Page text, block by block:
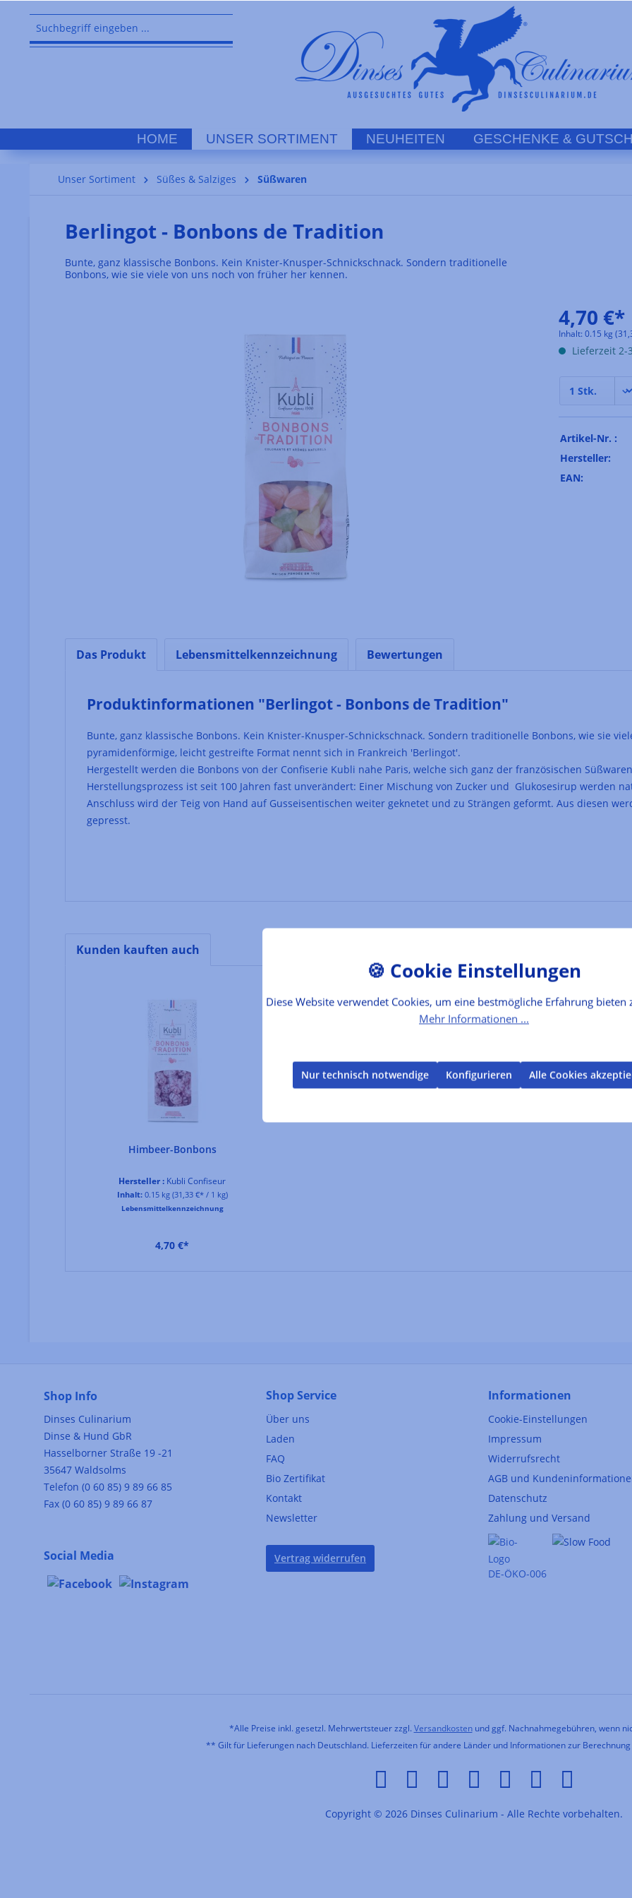
Zur Hauptnavigation springen
HOME UNSER SORTIMENT NEUHEITEN GESCHENKE &
Unser Sortiment Süßes & Salziges Süßwaren
Berlingot - Bonbons de Tradition
Bunte, ganz klassische Bonbons. Kein Knister-Knusper-Schnickschnack. Sondern traditionelle
Bonbons, wie sie viele von uns noch von früher her kennen.
4,70 €*
Inhalt: 0.15 kg
Lieferzeit 2-
Artikel-Nr. :
Hersteller:
EAN:
Das Produkt Lebensmittelkennzeichnung Bewertungen
Produktinformationen "Berlingot - Bonbons de Tradition"
Bunte, ganz klassische Bonbons. Kein Knister-Knusper-Schnickschnack. Sondern traditionelle Bonbons, wie sie
pyramidenförmige, leicht gestreifte Format nennt sich in Frankreich 'Berlingot'.
Hergestellt werden die Bonbons von der Confiserie Kubli nahe Paris, welche sich ganz der französischen
Herstellungsprozess ist seit 100 Jahren fast unverändert: Einer Mischung von Zucker und Glukosesirup werden
Anschluss wird der Teig von Hand auf Gusseisentischen weiter geknetet und zu Strängen geformt. Aus diesen
gepresst.
Kunden kauften auch
Himbeer-Bonbons
Hersteller : Kubli Confiseur
Inhalt: 0.15 kg (31,33 €* / 1 kg)
Lebensmittelkennzeichnung
4,70 €*
Shop Info
Dinses Culinarium
Dinse & Hund GbR
Hasselborner Straße 19 -21
35647 Waldsolms
Telefon (0 60 85) 9 89 66 85
Fax (0 60 85) 9 89 66 87
Social Media
Shop Service
Über uns
Laden
FAQ
Bio Zertifikat
Kontakt
Newsletter
Vertrag widerrufen
Informationen
Cookie-Einstellungen
Impressum
Widerrufsrecht
AGB und
Datenschutz
Zahlung und Versand
DE-ÖKO-006
*Alle Preise inkl. gesetzl. Mehrwertsteuer zzgl. Versandkostenund ggf. Nachnahmegebühren, wenn
** Gilt für Lieferungen nach Deutschland. Lieferzeiten für andere Länder und Informationen zur
Copyright © 2026 Dinses Culinarium - Alle Rechte vorbehalten.
Diese Website verwendet Cookies, um eine bestmögliche Erfahrung bieten
Mehr Informationen ...
Nur technisch notwendige Konfigurieren Alle Cookies